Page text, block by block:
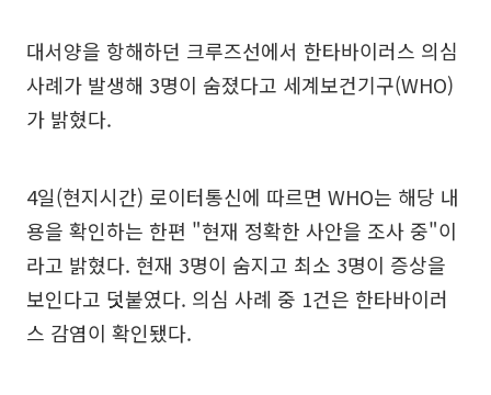
대서양을 항해하던 크루즈선에서 한타바이러스 의심
사례가 발생해 3명이 숨졌다고 세계보건기구(WHO)
가 밝혔다.
4일(현지시간) 로이터통신에 따르면 WHO는 해당 내
용을 확인하는 한편 "현재 정확한 사안을 조사 중"이
라고 밝혔다. 현재 3명이 숨지고 최소 3명이 증상을
보인다고 덧붙였다. 의심 사례 중 1건은 한타바이러
스 감염이 확인됐다.